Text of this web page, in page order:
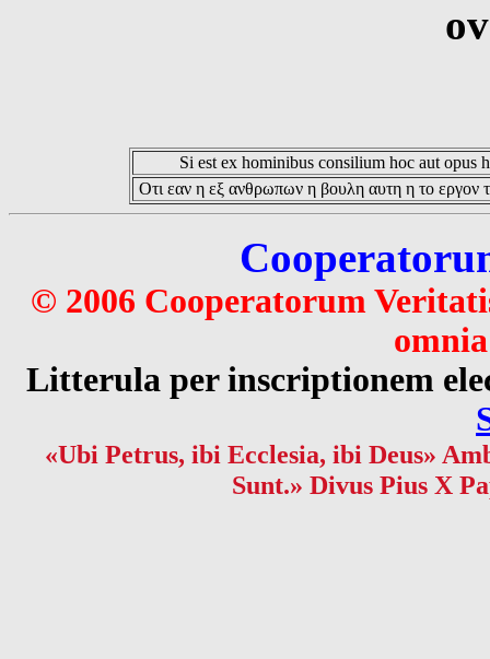
Si est ex hominibus consilium hoc aut opus
Οτι εαν η εξ ανθρωπων η βουλη αυτη η το εργον
© 2006 Cooperatorum
Litterula per inscriptionem
«Ubi Petrus, ibi Ecclesia, ibi Deus»
Sunt.» Divus Pius X